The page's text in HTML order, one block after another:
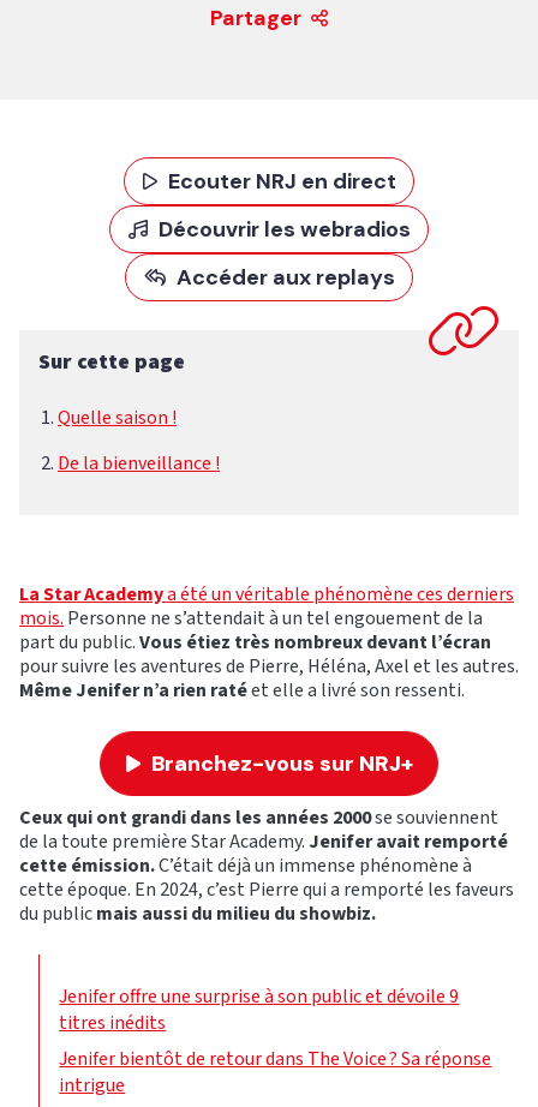
Partager
Ecouter NRJ en direct
Découvrir les webradios
Accéder aux replays
Sur cette page
Quelle saison !
De la bienveillance !
La Star Academya été un véritable phénomène ces derniers
mois. Personne ne s’attendait à un tel engouement de la
part du public.Vous étiez très nombreux devant l’écran
pour suivre les aventures de Pierre, Héléna, Axel et les autres.
Même Jenifer n’a rien ratéet elle a livré son ressenti.
Branchez-vous sur NRJ+
Ceux qui ont grandi dans les années 2000se souviennent
de la toute première Star Academy. Jenifer avait remporté
cette émission.C’était déjà un immense phénomène à
cette époque. En 2024, c’est Pierre qui a remporté les faveurs
du publicmais aussi du milieu du showbiz.
Jenifer offre une surprise à son public et dévoile 9
titres inédits
Jenifer bientôt de retour dans The Voice ? Sa réponse
intrigue